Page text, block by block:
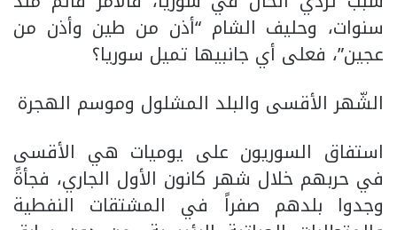
سنوات، وحليف الشام “أذن من طين وأذن من
عجين”، فعلى أي جانبيها تميل سوريا؟
الشّهر الأقسى والبلد المشلول وموسم الهجرة
استفاق السوريون على يوميات هي الأقسى
في حربهم خلال شهر كانون الأول الجاري، فجأةً
وجدوا بلدهم صفراً في المشتقات النفطية